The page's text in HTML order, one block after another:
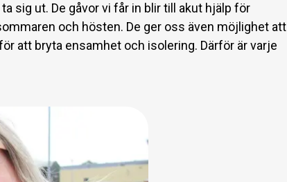
sig ut. De gåvor vi får in blir till akut hjälp för
och hösten. De ger oss även möjlighet att
att bryta ensamhet och isolering. Därför är varje